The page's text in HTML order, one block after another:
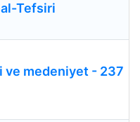
Tefsiri
ve medeniyet - 237